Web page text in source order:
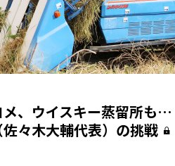
、ウイスキー蒸留所も…
々木大輔代表）の挑戦